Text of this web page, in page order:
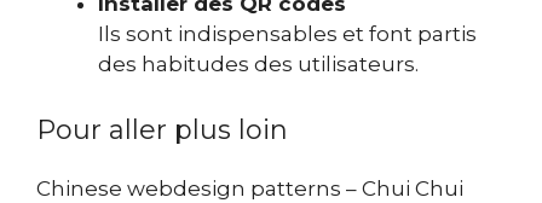
Ils sont indispensables et font partis
des habitudes des utilisateurs.
Pour aller plus loin
Chinese webdesign patterns – Chui Chui